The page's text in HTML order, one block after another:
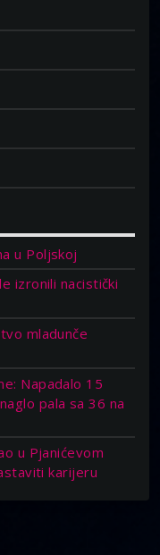
u Poljskoj
izronili nacistički
mladunče
Napadalo 15
pala sa 36 na
u Pjanićevom
karijeru